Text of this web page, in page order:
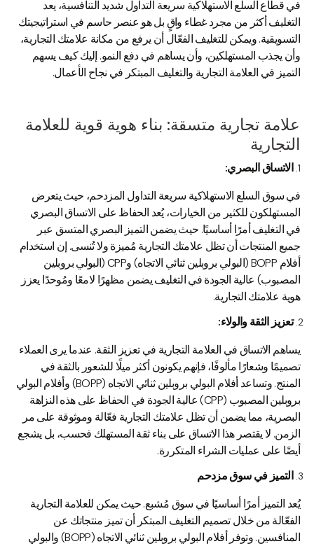
في قطاع السلع الاستهلاكية سريعة التداول شديد التنافسية، يعد
التغليف أكثر من مجرد غطاء واقٍ بل هو عنصر حاسم في استراتيجيتك
التسويقية. ويمكن للتغليف الفعّال أن يرفع من مكانة علامتك التجارية،
وأن يجذب المستهلكين، وأن يساهم في دفع النمو. إليك كيف يسهم
التميز في العلامة التجارية والتغليف المبتكر في نجاح الأعمال.
علامة تجارية متسقة: بناء هوية قوية للعلامة
التجارية
الاتساق البصري:
في سوق السلع الاستهلاكية سريعة التداول المزدحم، حيث يتعرض
المستهلكون للكثير من الخيارات، يُعد الحفاظ على الاتساق البصري
في التغليف أمرًا أساسيًا. حيث يضمن التميز البصري المتسق عبر
جميع المنتجات أن تظل علامتك التجارية مُميزة ولا تُنسى. إن استخدام
أفلام BOPP (البولي بروبلين ثنائي الاتجاه) وCPP (البولي بروبلين
المصبوب) عالية الجودة في التغليف يضمن مظهرًا لامعًا ومُوحدًا يعزز
هوية علامتك التجارية.
تعزيز الثقة والولاء:
يساهم الاتساق في العلامة التجارية في تعزيز الثقة. عندما يرى العملاء
تصميمًا وشعارًا مألوفًا، فإنهم يكونون أكثر ميلًا للشعور بالثقة في
المنتج. وتساعد أفلام البولي بروبلين ثنائي الاتجاه (BOPP) وأفلام البولي
بروبلين المصبوب (CPP) عالية الجودة في الحفاظ على هذه النزاهة
البصرية، مما يضمن أن تظل علامتك التجارية فعّالة وموثوقة على مر
الزمن. لا يقتصر هذا الاتساق على بناء ثقة المستهلك فحسب، بل يشجع
أيضًا على عمليات الشراء المتكررة.
التميز في سوق مزدحم
يُعد التميز أمرًا أساسيًا في سوق مُشبع. حيث يمكن للعلامة التجارية
الفعّالة من خلال تصميم التغليف المبتكر أن تميز منتجاتك عن
المنافسين. وتوفر أفلام البولي بروبلين ثنائي الاتجاه (BOPP) والبولي